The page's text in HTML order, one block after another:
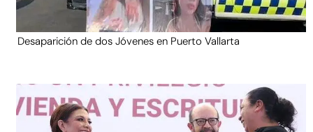
Desaparición de dos Jóvenes en Puerto Vallarta